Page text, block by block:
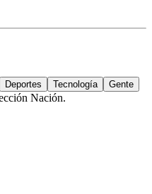
Deportes Tecnología Gente
Nación.